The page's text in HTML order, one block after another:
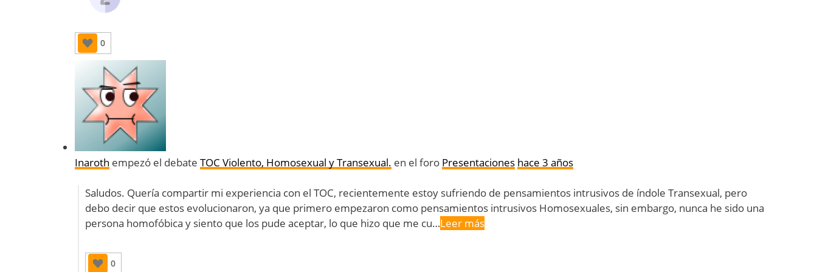
0
Inaroth empezó el debate TOC Violento, Homosexual y Transexual. en el foro Presentaciones hace 3 años
Saludos. Quería compartir mi experiencia con el TOC, recientemente estoy sufriendo de pensamientos intrusivos de índole Transexual, pero
debo decir que estos evolucionaron, ya que primero empezaron como pensamientos intrusivos Homosexuales, sin embargo, nunca he sido una
persona homofóbica y siento que los pude aceptar, lo que hizo que me cu…Leer más
0